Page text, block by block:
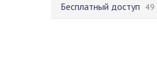
Бесплатный доступ 49